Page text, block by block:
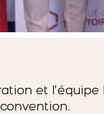
et